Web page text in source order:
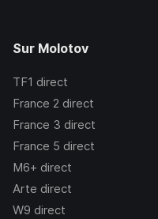
Sur Molotov
TF1 direct
France 2 direct
France 3 direct
France 5 direct
M6+ direct
Arte direct
W9 direct